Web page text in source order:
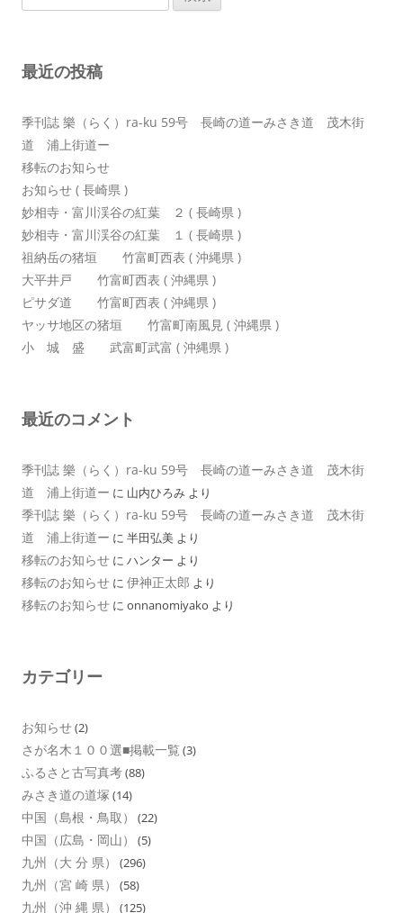
ン
索:
最近の投稿
季刊誌 樂（らく）ra-ku 59号 長崎の道ーみさき道 茂木街
道 浦上街道ー
移転のお知らせ
お知らせ ( 長崎県 )
妙相寺・富川渓谷の紅葉 ２ ( 長崎県 )
妙相寺・富川渓谷の紅葉 １ ( 長崎県 )
祖納岳の猪垣 竹富町西表 ( 沖縄県 )
大平井戸 竹富町西表 ( 沖縄県 )
ピサダ道 竹富町西表 ( 沖縄県 )
ヤッサ地区の猪垣 竹富町南風見 ( 沖縄県 )
小 城 盛 武富町武富 ( 沖縄県 )
最近のコメント
季刊誌 樂（らく）ra-ku 59号 長崎の道ーみさき道 茂木街
道 浦上街道ー に 山内ひろみ より
季刊誌 樂（らく）ra-ku 59号 長崎の道ーみさき道 茂木街
道 浦上街道ー に 半田弘美 より
移転のお知らせ に ハンター より
移転のお知らせ に 伊神正太郎 より
移転のお知らせ に onnanomiyako より
カテゴリー
お知らせ(2)
さが名木１００選■掲載一覧 (3)
ふるさと古写真考(88)
みさき道の道塚 (14)
中国（島根・鳥取） (22)
中国（広島・岡山） (5)
九州（大 分 県） (296)
九州（宮 崎 県） (58)
九州（沖 縄 県） (125)